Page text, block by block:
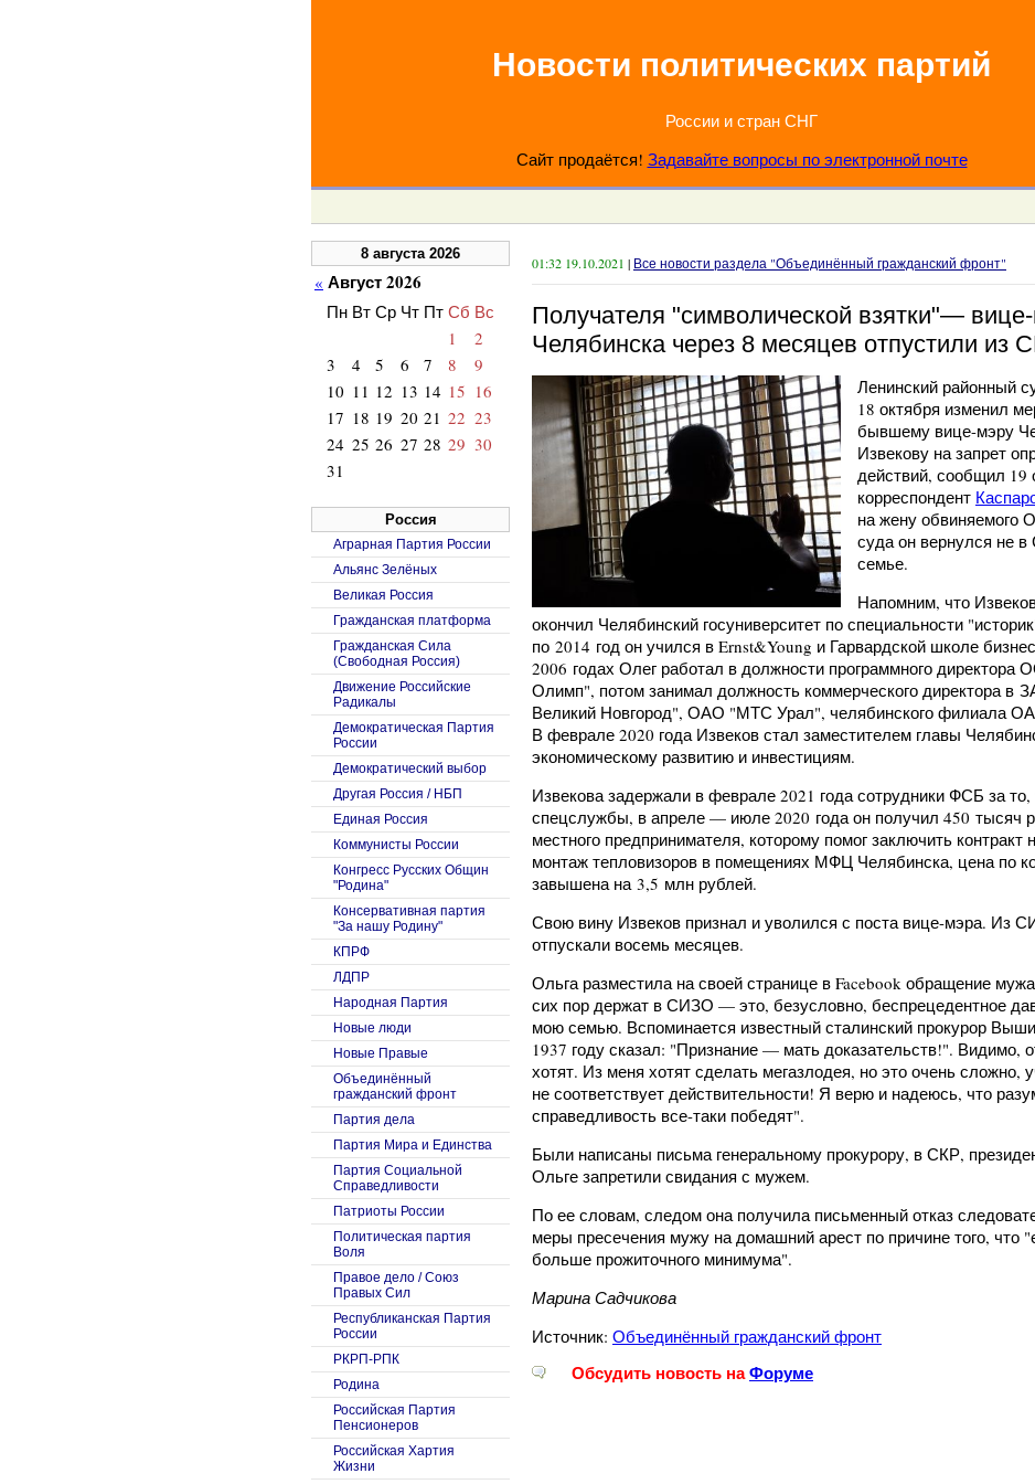
Новости политических партий
России и стран СНГ
Сайт продаётся! Задавайте вопросы по электронной почте
01:32 19.10.2021 | Все новости раздела "Объединённый гражданский фронт"
Получателя "символической взятки"—
Челябинска через 8 месяцев отпустили из
Ленинский районный
18 октября изменил
бывшему вице-мэру
Извекову на запрет
действий, сообщил 19
корреспондент
на жену обвиняемого
суда он вернулся не
семье.
Напомним, что
окончил Челябинский госуниверситет по специальности
по 2014 год он учился в Ernst&Young и Гарвардской школе
2006 годах Олег работал в должности программного
Олимп", потом занимал должность коммерческого директора в
Великий Новгород", ОАО "МТС Урал", челябинского филиала
В феврале 2020 года Извеков стал заместителем главы
экономическому развитию и инвестициям.
Извекова задержали в феврале 2021 года сотрудники ФСБ за то,
спецслужбы, в апреле — июле 2020 года он получил 450 тысяч
местного предпринимателя, которому помог заключить контракт
монтаж тепловизоров в помещениях МФЦ Челябинска, цена по
завышена на 3,5 млн рублей.
Свою вину Извеков признал и уволился с поста вице-мэра. Из
отпускали восемь месяцев.
Ольга разместила на своей странице в Facebook обращение
сих пор держат в СИЗО — это, безусловно, беспрецедентное
мою семью. Вспоминается известный сталинский прокурор
1937 году сказал: "Признание — мать доказательств!". Видимо,
хотят. Из меня хотят сделать мегазлодея, но это очень сложно,
не соответствует действительности! Я верю и надеюсь, что
справедливость все-таки победят".
Были написаны письма генеральному прокурору, в СКР,
Ольге запретили свидания с мужем.
По ее словам, следом она получила письменный отказ
меры пресечения мужу на домашний арест по причине того, что
больше прожиточного минимума".
Марина Садчикова
Источник: Объединённый гражданский фронт
Обсудить новость наФоруме
8 августа 2026
« Август 2026
Пн Вт Ср Чт Пт Сб Вс
1
2
3
4 5 6 7 8
9
10 11 12 13 14 15 16
17 18 19 20 21 22 23
24 25 26 27 28 29 30
31
Россия
Аграрная Партия России
Альянс Зелёных
Великая Россия
Гражданская платформа
Гражданская Сила
(Свободная Россия)
Движение Российские
Радикалы
Демократическая Партия
России
Демократический выбор
Другая Россия / НБП
Единая Россия
Коммунисты России
Конгресс Русских Общин
"Родина"
Консервативная партия
"За нашу Родину"
КПРФ
ЛДПР
Народная Партия
Новые люди
Новые Правые
Объединённый
гражданский фронт
Партия дела
Партия Мира и Единства
Партия Социальной
Справедливости
Патриоты России
Политическая партия
Воля
Правое дело / Союз
Правых Сил
Республиканская Партия
России
РКРП-РПК
Родина
Российская Партия
Пенсионеров
Российская Хартия
Жизни